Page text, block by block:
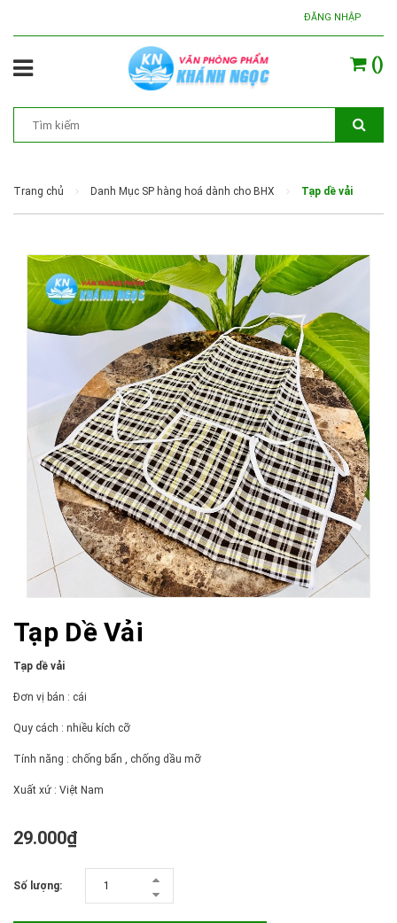
ĐĂNG NHẬP
()
Trang chủ Danh Mục SP hàng hoá dành cho BHX Tạp dề vải
Tạp Dề Vải
Tạp dề vải
Đơn vị bán : cái
Quy cách : nhiều kích cỡ
Tính năng : chống bẩn , chống dầu mỡ
Xuất xứ : Việt Nam
29.000₫
Số lượng: